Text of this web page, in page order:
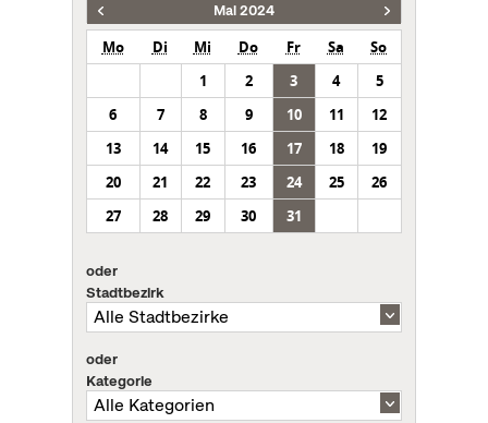
Mai 2024
Mo Di Mi Do Fr Sa
So
1
2 3 4
5
6
7 8 9 10 11
12
13
14 15 16 17 18
19
20
21 22 23 24 25
26
27
28 29 30 31
oder
Stadtbezirk
oder
Kategorie